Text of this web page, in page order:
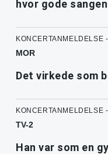
hvor gode
KONCERTANMELDELSE
MOR
Det virkede som
KONCERTANMELDELSE
TV-2
Han var som en